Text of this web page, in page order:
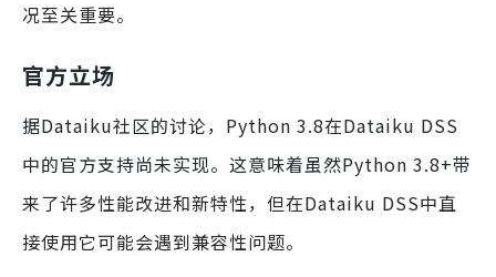
况至关重要。
官方立场
据Dataiku社区的讨论，Python 3.8在Dataiku DSS
中的官方支持尚未实现。这意味着虽然Python 3.8+带
来了许多性能改进和新特性，但在Dataiku DSS中直
接使用它可能会遇到兼容性问题。